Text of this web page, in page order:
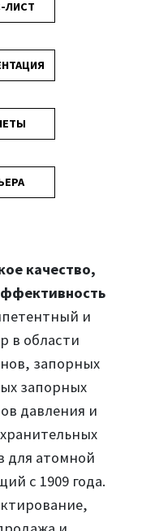
ЛИСТ
качество,
и
в области
запорных
запорных
давления и
для атомной
с 1909 года.